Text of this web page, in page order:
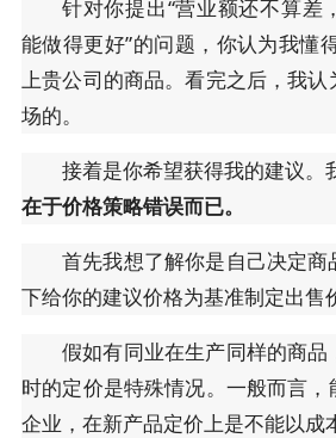
针对你提出“营业额还不算差
能做得更好”的问题，你认为我懂
上贵公司的商品。看完之后，我
场的。
接着是你希望获得我的建议。
在于价格策略错误而已。
首先我想了解你是自己决定
下给你的建议价格为基准制定出售
假如有同业在生产同样的商
时的定价是特殊情况。一般而言
企业，在新产品定价上是不能以成